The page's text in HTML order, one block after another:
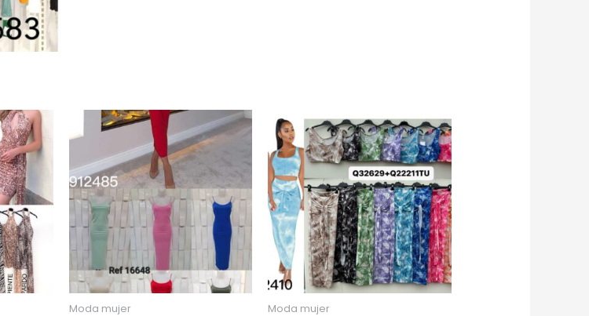
Moda mujer Moda mujer